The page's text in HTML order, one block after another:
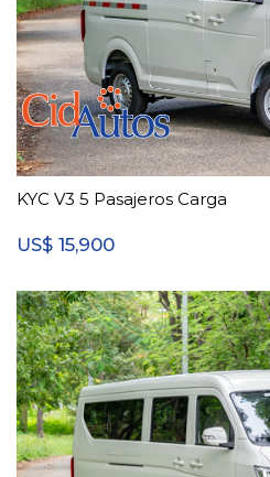
KYC V3 5 Pasajeros Carga
US$ 15,900